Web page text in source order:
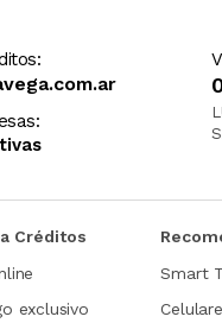
Créditos
exclusivo
Smart